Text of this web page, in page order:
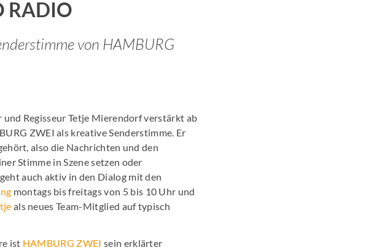
RADIO
von HAMBURG
Regisseur Tetje Mierendorf verstärkt ab
ZWEI als kreative Senderstimme. Er
also die Nachrichten und den
Stimme in Szene setzen oder
auch aktiv in den Dialog mit den
montags bis freitags von 5 bis 10 Uhr und
als neues Team-Mitglied auf typisch
ist HAMBURG ZWEI sein erklärter